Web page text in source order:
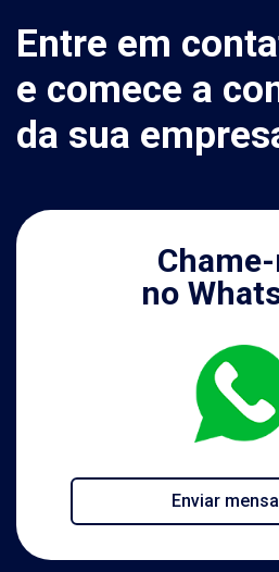
Entre em
e comece a
da sua
no
Enviar